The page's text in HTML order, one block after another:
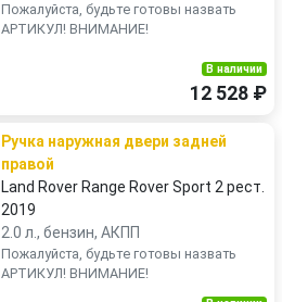
Пожалуйста, будьте готовы назвать
АРТИКУЛ! ВНИМАНИЕ!
В наличии
12 528 ₽
Ручка наружная двери задней
правой
Land Rover Range Rover Sport 2 рест.
2019
2.0 л., бензин, АКПП
Пожалуйста, будьте готовы назвать
АРТИКУЛ! ВНИМАНИЕ!